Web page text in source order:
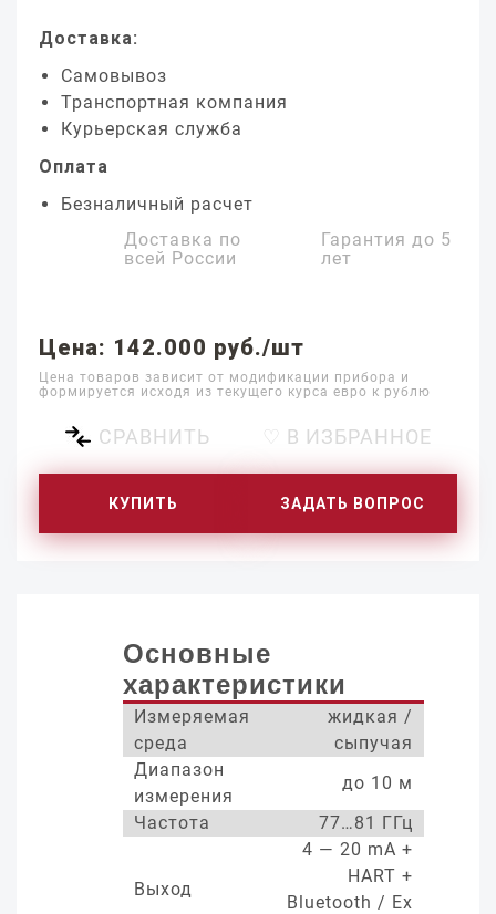
Доставка:
Самовывоз
Транспортная компания
Курьерская служба
Оплата
Безналичный расчет
Доставка по
всей России
Гарантия до 5
лет
Цена: 142.000 руб./шт
Цена товаров зависит от модификации прибора и
формируется исходя из текущего курса евро к рублю
СРАВНИТЬ ♡ В ИЗБРАННОЕ
КУПИТЬ ЗАДАТЬ ВОПРОС
Основные
характеристики
Измеряемая
среда
жидкая /
сыпучая
Диапазон
измерения
до 10 м
Частота
77…81 ГГц
Выход
4 — 20 mA +
HART +
Bluetooth / Ex